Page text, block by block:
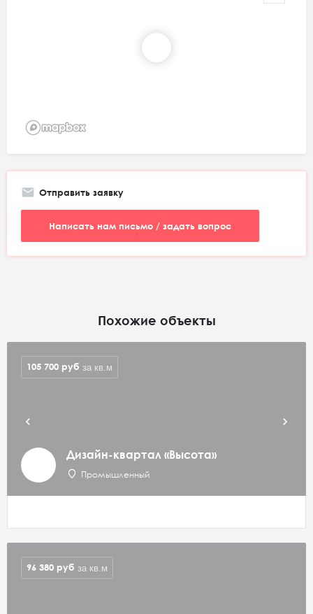
Отправить заявку
Написать нам письмо / задать вопрос
Похожие объекты
Дизайн-квартал «Высота»
Промышленный
105 700 руб за кв.м
96 380 руб за кв.м